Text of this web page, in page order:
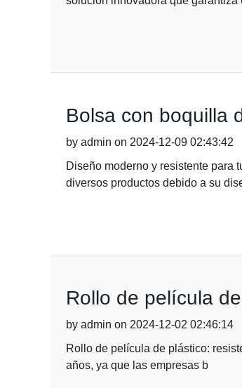
Bolsa con boquilla
by admin on 2024-12-09 02:43:42
Diseño moderno y resistente para
diversos productos debido a su
Rollo de película
by admin on 2024-12-02 02:46:14
Rollo de película de plástico:
años, ya que las empresas b